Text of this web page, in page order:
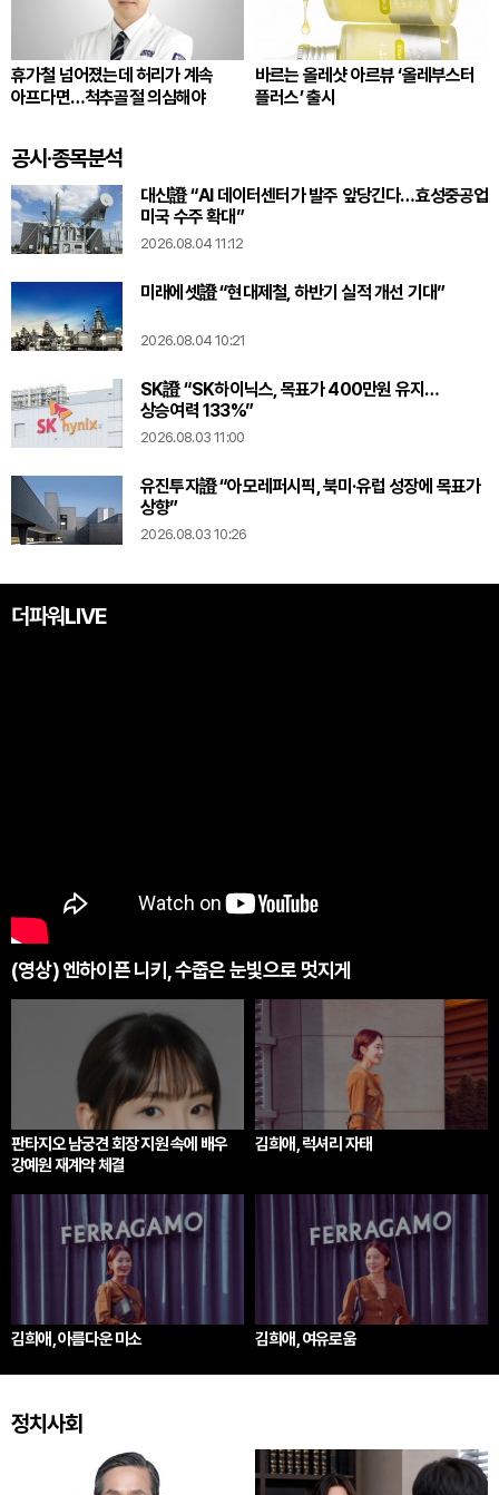
휴가철 넘어졌는데 허리가 계속
아프다면…척추골절 의심해야
바르는 올레샷 아르뷰 ‘올레부스터
플러스’ 출시
공시·종목분석
대신證 “AI 데이터센터가 발주 앞당긴다…효성중공업
미국 수주 확대”
2026.08.04 11:12
미래에셋證 “현대제철, 하반기 실적 개선 기대”
2026.08.04 10:21
SK證 “SK하이닉스, 목표가 400만원 유지…
상승여력 133%”
2026.08.03 11:00
유진투자證 “아모레퍼시픽, 북미·유럽 성장에 목표가
상향”
2026.08.03 10:26
더파워LIVE
(영상) 엔하이픈 니키, 수줍은 눈빛으로 멋지게
판타지오 남궁견 회장 지원 속에 배우
강예원 재계약 체결
김희애, 럭셔리 자태
김희애, 아름다운 미소 김희애, 여유로움
정치사회